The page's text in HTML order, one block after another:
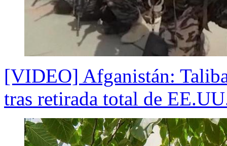
[VIDEO] Afganistán:
tras retirada total de